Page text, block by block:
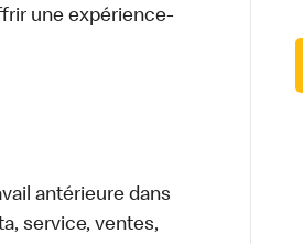
une expérience-
antérieure dans
service, ventes,